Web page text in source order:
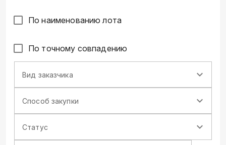
По наименованию лота
По точному совпадению
Вид заказчика
Способ закупки
Статус